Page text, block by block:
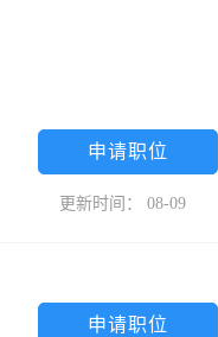
申请职位
更新时间： 08-09
申请职位